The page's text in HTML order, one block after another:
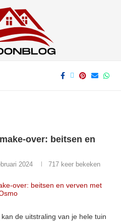
over: beitsen en
2024 717 keer bekeken
de uitstraling van je hele tuin